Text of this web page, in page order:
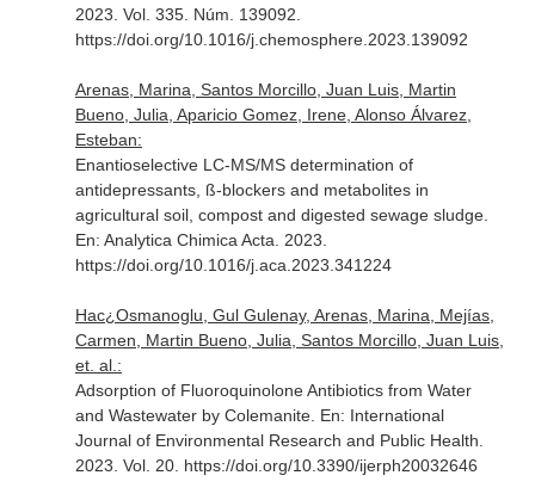
2023. Vol. 335. Núm. 139092.
https://doi.org/10.1016/j.chemosphere.2023.139092
Arenas, Marina, Santos Morcillo, Juan Luis, Martin
Bueno, Julia, Aparicio Gomez, Irene, Alonso Álvarez,
Esteban:
Enantioselective LC-MS/MS determination of
antidepressants, ß-blockers and metabolites in
agricultural soil, compost and digested sewage sludge.
En: Analytica Chimica Acta . 2023.
https://doi.org/10.1016/j.aca.2023.341224
Hac¿Osmanoglu, Gul Gulenay, Arenas, Marina, Mejías,
Carmen, Martin Bueno, Julia, Santos Morcillo, Juan Luis,
et. al.:
Adsorption of Fluoroquinolone Antibiotics from Water
and Wastewater by Colemanite. En: International
Journal of Environmental Research and Public Health
2023. Vol. 20. https://doi.org/10.3390/ijerph20032646